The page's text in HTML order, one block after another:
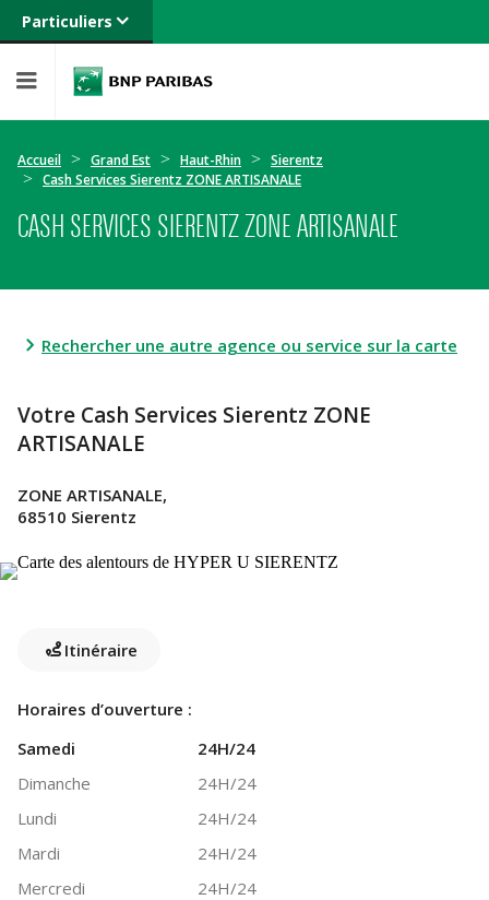
Particuliers
Banque privée
Entreprises
Accueil Grand Est Haut-Rhin
Sierentz
Cash Services Sierentz ZONE ARTISANALE
CASH SERVICES SIERENTZ ZONE ARTISANALE
Rechercher une autre agence ou service sur la carte
Votre Cash Services Sierentz ZONE
ARTISANALE
ZONE ARTISANALE,
68510 Sierentz
Itinéraire
Horaires d’ouverture :
Samedi
24H/24
Dimanche
24H/24
Lundi
24H/24
Mardi
24H/24
Mercredi
24H/24